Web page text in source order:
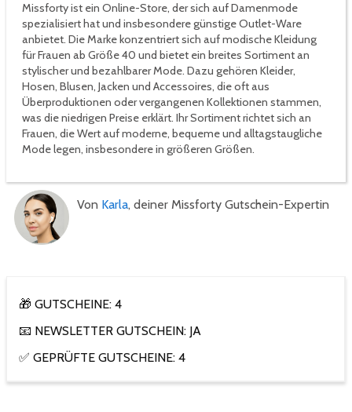
Missforty ist ein Online-Store, der sich auf Damenmode
spezialisiert hat und insbesondere günstige Outlet-Ware
anbietet. Die Marke konzentriert sich auf modische Kleidung
für Frauen ab Größe 40 und bietet ein breites Sortiment an
stylischer und bezahlbarer Mode. Dazu gehören Kleider,
Hosen, Blusen, Jacken und Accessoires, die oft aus
Überproduktionen oder vergangenen Kollektionen stammen,
was die niedrigen Preise erklärt. Ihr Sortiment richtet sich an
Frauen, die Wert auf moderne, bequeme und alltagstaugliche
Mode legen, insbesondere in größeren Größen.
Von Karla, deiner Missforty Gutschein-Expertin
🎁 GUTSCHEINE: 4
📧 NEWSLETTER GUTSCHEIN: JA
✅ GEPRÜFTE GUTSCHEINE: 4